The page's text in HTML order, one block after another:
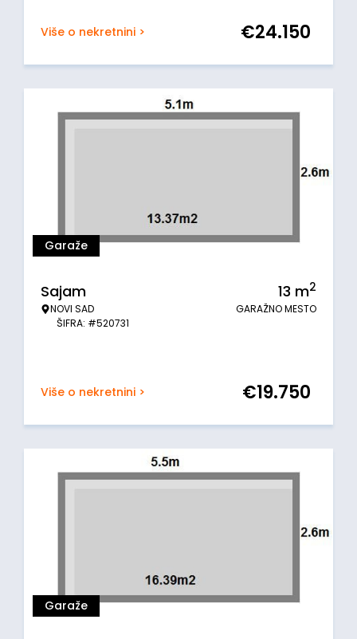
Više o nekretnini > €24.150
Garaže
Sajam
NOVI SAD
ŠIFRA: #520731
13 m2
GARAŽNO MESTO
Više o nekretnini > €19.750
Garaže